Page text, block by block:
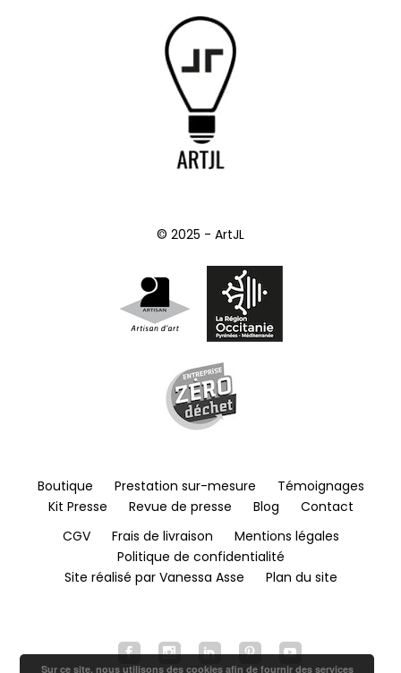
© 2025 - ArtJL
Boutique Prestation sur-mesure
Témoignages
Kit Presse
Revue de presse Blog
Contact
CGV
Frais de livraison
Mentions légales
Politique de confidentialité
Site réalisé par Vanessa Asse
Plan du site
Sur ce site, nous utilisons des cookies afin de fournir des services